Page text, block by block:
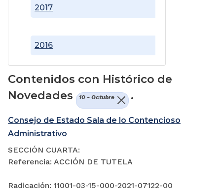
2016
2017
Contenidos con Histórico de
Novedades
10 - Octubre .
Consejo de Estado Sala de lo Contencioso
Administrativo
SECCIÓN CUARTA:
Referencia: ACCIÓN DE TUTELA
Radicación: 11001-03-15-000-2021-07122-00